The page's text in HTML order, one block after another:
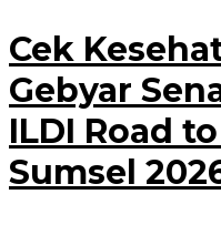
Cek
Gebyar
ILDI Road
Sumsel